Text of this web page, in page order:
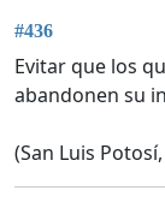
#436
Evitar que los
abandonen su
(San Luis